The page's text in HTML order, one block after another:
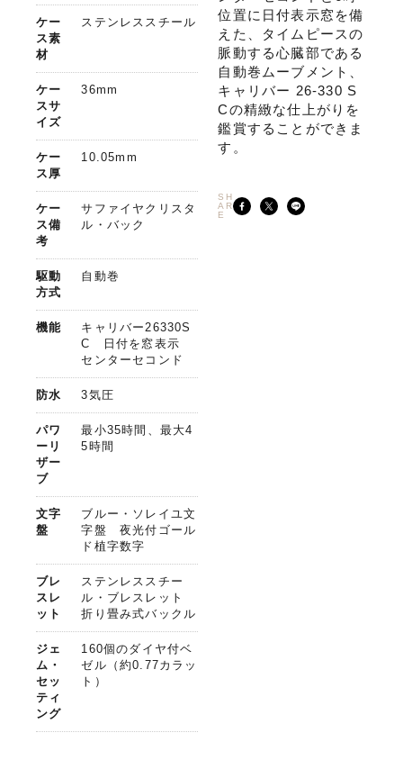
ケー
ス素
材
ステンレススチール
ケー
スサ
イズ
36mm
ケー
ス厚
10.05mm
ケー
ス備
考
サファイヤクリスタ
ル・バック
駆動
方式
自動巻
機能
キャリバー26330S
C 日付を窓表示
センターセコンド
防水 3気圧
パワ
ーリ
ザー
ブ
最小35時間、最大4
5時間
文字
盤
ブルー・ソレイユ文
字盤 夜光付ゴール
ド植字数字
ブレ
スレ
ット
ステンレススチー
ル・ブレスレット
折り畳み式バックル
ジェ
ム・
セッ
ティ
ング
160個のダイヤ付ベ
ゼル（約0.77カラッ
ト）
位置に日付表示窓を備
えた、タイムピースの
脈動する心臓部である
自動巻ムーブメント、
キャリバー 26-330 S
Cの精緻な仕上がりを
鑑賞することができま
す。
SH
AR
E